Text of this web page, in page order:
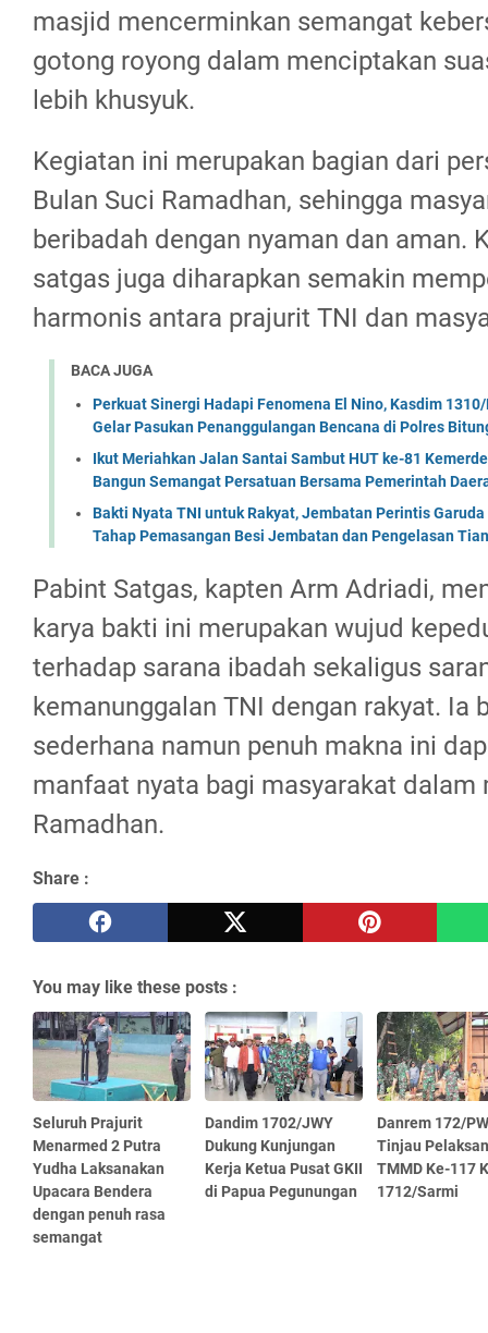
masjid mencerminkan semangat
gotong royong dalam menciptakan
lebih khusyuk.
Kegiatan ini merupakan bagian dari
Bulan Suci Ramadhan, sehingga
beribadah dengan nyaman dan aman.
satgas juga diharapkan semakin
harmonis antara prajurit TNI dan
BACA JUGA
Perkuat Sinergi Hadapi Fenomena El Nino, Kasdim
Gelar Pasukan Penanggulangan Bencana di Polres
Ikut Meriahkan Jalan Santai Sambut HUT ke-81
Bangun Semangat Persatuan Bersama Pemerintah
Bakti Nyata TNI untuk Rakyat, Jembatan Perintis
Tahap Pemasangan Besi Jembatan dan Pengelasan
Pabint Satgas, kapten Arm Adriadi,
karya bakti ini merupakan wujud
terhadap sarana ibadah sekaligus
kemanunggalan TNI dengan rakyat. Ia
sederhana namun penuh makna ini
manfaat nyata bagi masyarakat dalam
Ramadhan.
Share :
You may like these posts :
Seluruh Prajurit
Menarmed 2 Putra
Yudha Laksanakan
Upacara Bendera
dengan penuh rasa
semangat
Dandim 1702/JWY
Dukung Kunjungan
Kerja Ketua Pusat GKII
di Papua Pegunungan
Danrem 172/
Tinjau
TMMD Ke-117
1712/Sarmi